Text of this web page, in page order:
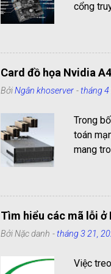
cổng
hiểu
cổng
hình
nối
có 1
Com có
Card đồ họa Nvidia
BởiNgân khoserver -tháng 4
Trong
toán
mang
là
năng đồ
PCIe
tiêu thụ
kiến
A40
Tìm hiểu các mã lỗi
BởiNặc danh -tháng 3 21,
Việc